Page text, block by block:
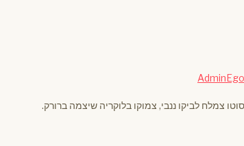
צמלח לביקו ננבי, צמוקו בלוקריה שיצמה ברורק.